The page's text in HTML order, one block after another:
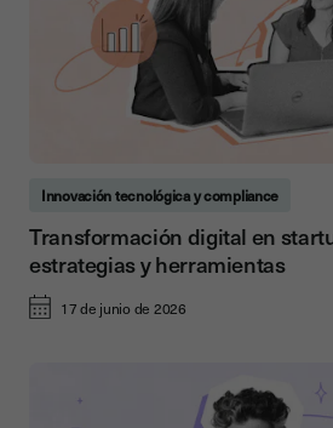
Innovación tecnológica y compliance
Transformación digital en
estrategias y herramientas
17 de junio de 2026